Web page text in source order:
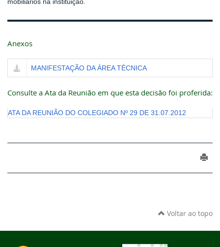
Anexos
MANIFESTAÇÃO DA ÁREA TÉCNICA
Consulte a Ata da Reunião em que esta decisão foi proferida:
ATA DA REUNIÃO DO COLEGIADO Nº 29 DE 31.07.2012
Voltar ao topo